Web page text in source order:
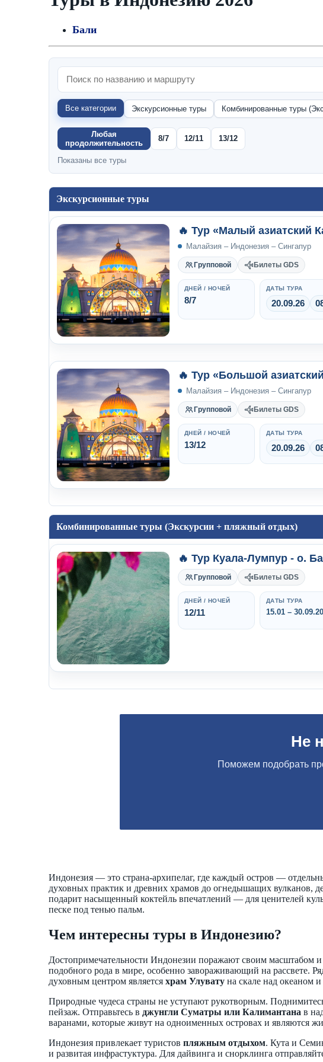
Бали
Все категории Экскурсионные туры Комбинированные туры
Любая
продолжительность
8/7 12/11 13/12
Показаны все туры
Экскурсионные туры
🔥 Тур «Малый азиатский
Малайзия – Индонезия – Сингапур
Групповой Билеты GDS
ДНЕЙ / НОЧЕЙ
8/7
ДАТЫ ТУРА
20.09.26
🔥 Тур «Большой
Малайзия – Индонезия – Сингапур
Групповой Билеты GDS
ДНЕЙ / НОЧЕЙ
13/12
ДАТЫ ТУРА
20.09.26
Комбинированные туры (Экскурсии + пляжный отдых)
🔥 Тур Куала-Лумпур - о.
Групповой Билеты GDS
ДНЕЙ / НОЧЕЙ
12/11
ДАТЫ ТУРА
15.01 –
Не
Поможем подобрать
Индонезия — это страна-архипелаг, где каждый остров —
духовных практик и древних храмов до огнедышащих вулканов,
подарит насыщенный коктейль впечатлений — для ценителей
песке под тенью пальм.
Чем интересны туры в Индонезию?
Достопримечательности Индонезии поражают своим масштабом
подобного рода в мире, особенно завораживающий на рассвете.
духовным центром является храм Улувату на скале над океаном и
Природные чудеса страны не уступают рукотворным.
пейзаж. Отправьтесь в джунгли Суматры или Калимантана в
варанами, которые живут на одноименных островах и являются
Индонезия привлекает туристов пляжным отдыхом. Кута и
и развитая инфрастуктура. Для дайвинга и снорклинга